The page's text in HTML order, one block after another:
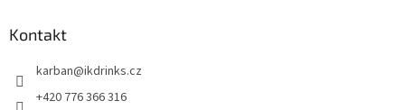
Kontakt
karban@ikdrinks.cz
+420 776 366 316